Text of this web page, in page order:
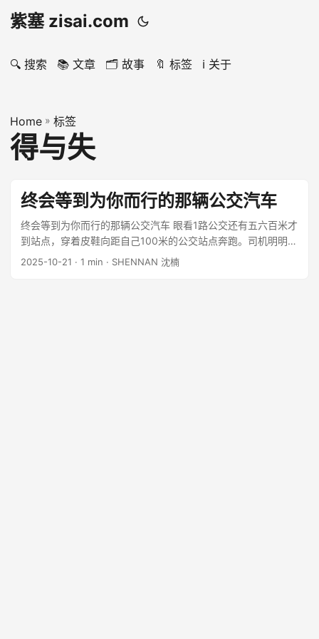
紫塞 zisai.com
🔍 搜索 📚 文章 🗂️ 故事 🔖 标签 ℹ️ 关于
Home » 标签
得与失
终会等到为你而行的那辆公交汽车
终会等到为你而行的那辆公交汽车 眼看1路公交还有五六百米才
到站点，穿着皮鞋向距自己100米的公交站点奔跑。司机明明看
到，还是超过我停在了公交站点，迅速停靠到站并开走了。 抛
2025-10-21 · 1 min · SHENNAN 沈楠